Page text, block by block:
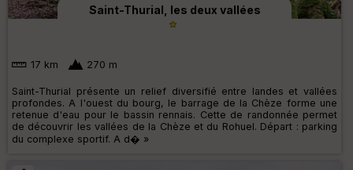
Saint-Thurial, les deux vallées
17 km 270 m
Saint-Thurial présente un relief diversifié entre landes et vallées
profondes. A l'ouest du bourg, le barrage de la Chèze forme une
retenue d'eau pour le bassin rennais. Cette de randonnée permet
de découvrir les vallées de la Chèze et du Rohuel. Départ : parking
du complexe sportif. A d� »